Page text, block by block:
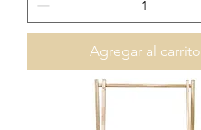
Agregar al carrito